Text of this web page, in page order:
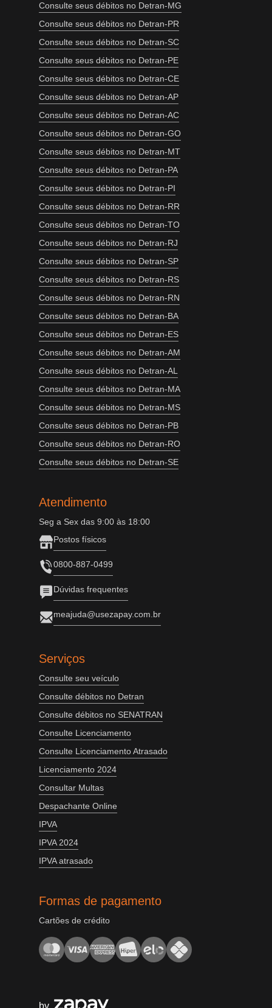
Consulte seus débitos no Detran-MG
Consulte seus débitos no Detran-PR
Consulte seus débitos no Detran-SC
Consulte seus débitos no Detran-PE
Consulte seus débitos no Detran-CE
Consulte seus débitos no Detran-AP
Consulte seus débitos no Detran-AC
Consulte seus débitos no Detran-GO
Consulte seus débitos no Detran-MT
Consulte seus débitos no Detran-PA
Consulte seus débitos no Detran-PI
Consulte seus débitos no Detran-RR
Consulte seus débitos no Detran-TO
Consulte seus débitos no Detran-RJ
Consulte seus débitos no Detran-SP
Consulte seus débitos no Detran-RS
Consulte seus débitos no Detran-RN
Consulte seus débitos no Detran-BA
Consulte seus débitos no Detran-ES
Consulte seus débitos no Detran-AM
Consulte seus débitos no Detran-AL
Consulte seus débitos no Detran-MA
Consulte seus débitos no Detran-MS
Consulte seus débitos no Detran-PB
Consulte seus débitos no Detran-RO
Consulte seus débitos no Detran-SE
Atendimento
Seg a Sex das 9:00 às 18:00
Postos físicos
0800-887-0499
Dúvidas frequentes
meajuda@usezapay.com.br
Serviços
Consulte seu veículo
Consulte débitos no Detran
Consulte débitos no SENATRAN
Consulte Licenciamento
Consulte Licenciamento Atrasado
Licenciamento 2024
Consultar Multas
Despachante Online
IPVA
IPVA 2024
IPVA atrasado
Formas de pagamento
Cartões de crédito
by